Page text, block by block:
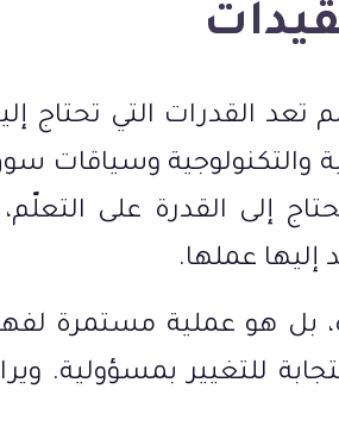
القدرات التي تحتاج
والتكنولوجية
إلى القدرة على
إليها عملها.
بل هو عملية مستمرة
للتغيير